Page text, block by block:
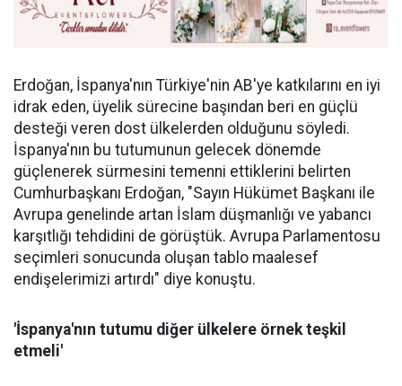
Erdoğan, İspanya'nın Türkiye'nin AB'ye katkılarını en iyi
idrak eden, üyelik sürecine başından beri en güçlü
desteği veren dost ülkelerden olduğunu söyledi.
İspanya'nın bu tutumunun gelecek dönemde
güçlenerek sürmesini temenni ettiklerini belirten
Cumhurbaşkanı Erdoğan, "Sayın Hükümet Başkanı ile
Avrupa genelinde artan İslam düşmanlığı ve yabancı
karşıtlığı tehdidini de görüştük. Avrupa Parlamentosu
seçimleri sonucunda oluşan tablo maalesef
endişelerimizi artırdı" diye konuştu.
'İspanya'nın tutumu diğer ülkelere örnek teşkil
etmeli'